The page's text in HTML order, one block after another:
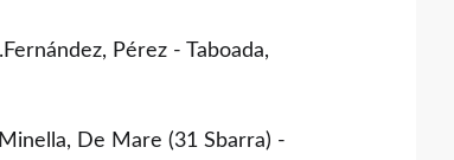
Pérez - Taboada,
De Mare (31 Sbarra) -